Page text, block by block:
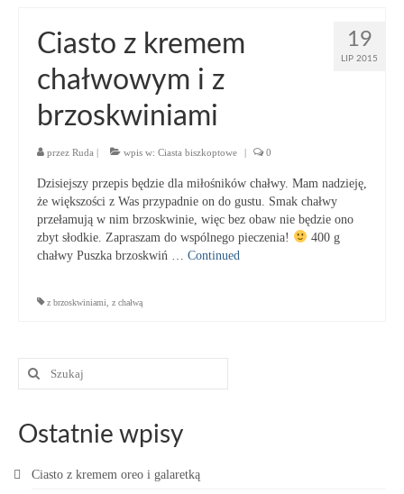
19
LIP 2015
Ciasto z kremem
chałwowym i z
brzoskwiniami
przez Ruda | wpis w: Ciasta biszkoptowe | 0
Dzisiejszy przepis będzie dla miłośników chałwy. Mam nadzieję,
że większości z Was przypadnie on do gustu. Smak chałwy
przełamują w nim brzoskwinie, więc bez obaw nie będzie ono
zbyt słodkie. Zapraszam do wspólnego pieczenia!
400 g
chałwy Puszka brzoskwiń … Continued
z brzoskwiniami z chałwą
Szuklaj
Ostatnie wpisy
Ciasto z kremem oreo i galaretką